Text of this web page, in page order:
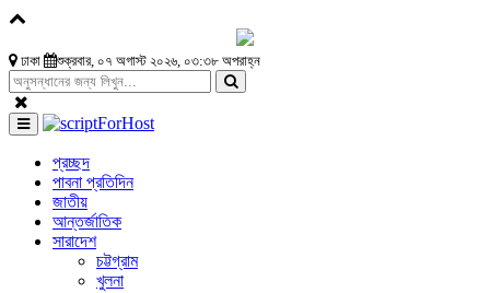
ঢাকা শুক্রবার, ০৭ অগাস্ট ২০২৬, ০৩:৩৮ অপরাহ্ন
প্রচ্ছদ
পাবনা প্রতিদিন
জাতীয়
আন্তর্জাতিক
সারাদেশ
চট্টগ্রাম
খুলনা